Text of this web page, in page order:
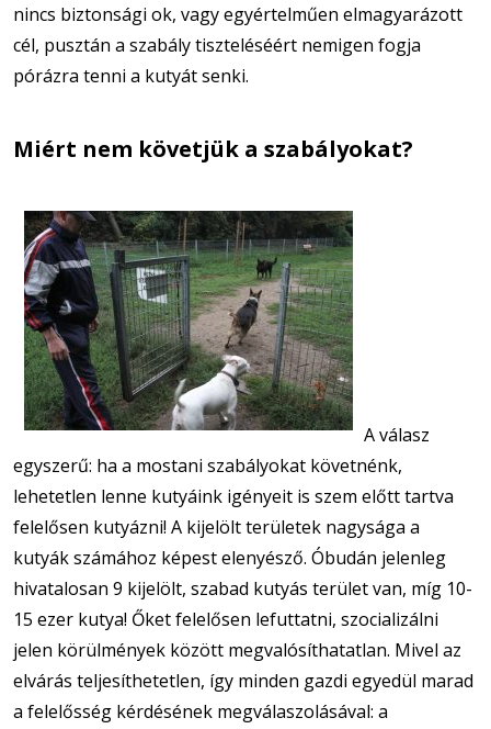
nincs biztonsági ok, vagy egyértelműen elmagyarázott
cél, pusztán a szabály tiszteléséért nemigen fogja
pórázra tenni a kutyát senki.
Miért nem követjük a szabályokat?
A válasz
egyszerű: ha a mostani szabályokat követnénk,
lehetetlen lenne kutyáink igényeit is szem előtt tartva
felelősen kutyázni! A kijelölt területek nagysága a
kutyák számához képest elenyésző. Óbudán jelenleg
hivatalosan 9 kijelölt, szabad kutyás terület van, míg 10-
15 ezer kutya! Őket felelősen lefuttatni, szocializálni
jelen körülmények között megvalósíthatatlan. Mivel az
elvárás teljesíthetetlen, így minden gazdi egyedül marad
a felelősség kérdésének megválaszolásával: a